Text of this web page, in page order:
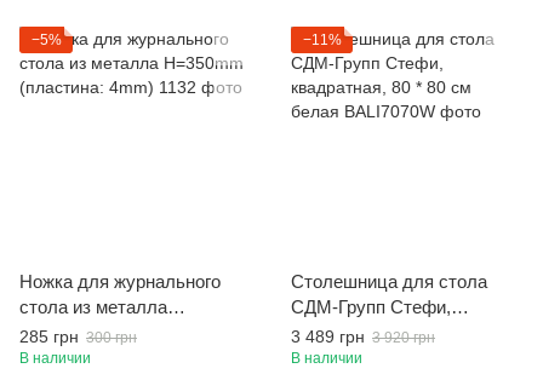
−5%
Ножка для журнального
стола из металла
H=350mm (пластина: 4mm)
285 грн 300 грн
В наличии
−11%
Столешница для стола
СДМ-Групп Стефи,
квадратная, 80 * 80 см
белая
3 489 грн 3 920 грн
В наличии